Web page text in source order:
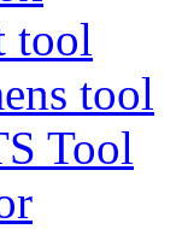
tool
tool
Tool